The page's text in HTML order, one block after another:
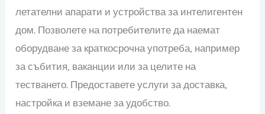
летателни апарати и устройства за интелигентен
дом. Позволете на потребителите да наемат
оборудване за краткосрочна употреба, например
за събития, ваканции или за целите на
тестването. Предоставете услуги за доставка,
настройка и вземане за удобство.